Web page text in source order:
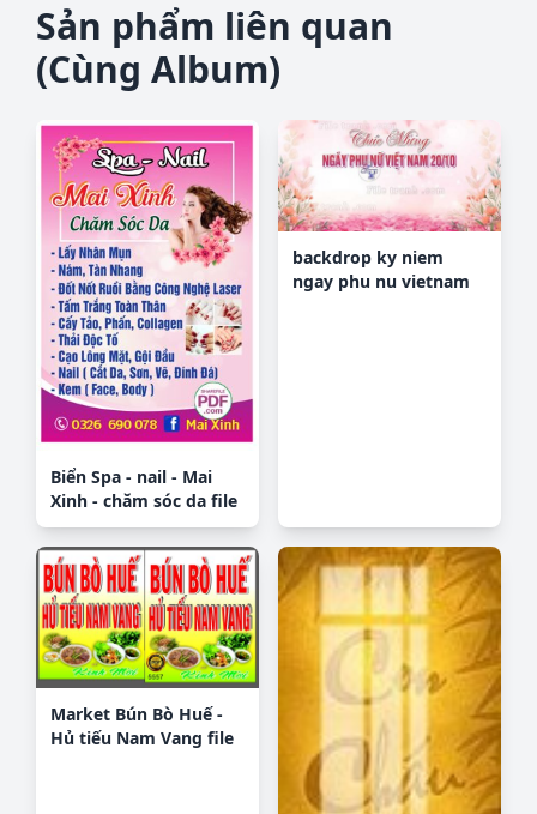
Sản phẩm liên quan
(Cùng Album)
Biển Spa - nail - Mai
Xinh - chăm sóc da file
PDF & CDR
backdrop ky niem
ngay phu nu vietnam
Market Bún Bò Huế -
Hủ tiếu Nam Vang file